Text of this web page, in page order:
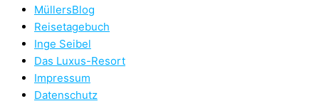
MüllersBlog
Reisetagebuch
Inge Seibel
Das Luxus-Resort
Impressum
Datenschutz